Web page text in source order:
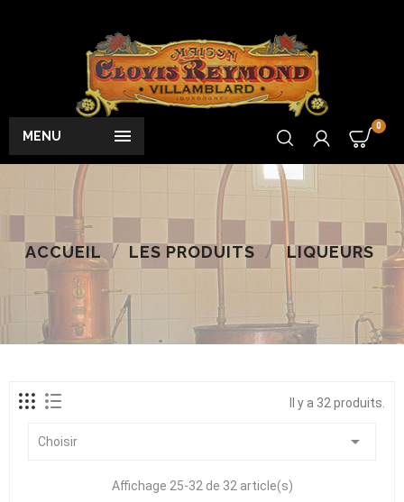

MENU
0
ACCUEIL LES PRODUITS LIQUEURS
Il y a 32 produits.
Choisir 
Affichage 25-32 de 32 article(s)